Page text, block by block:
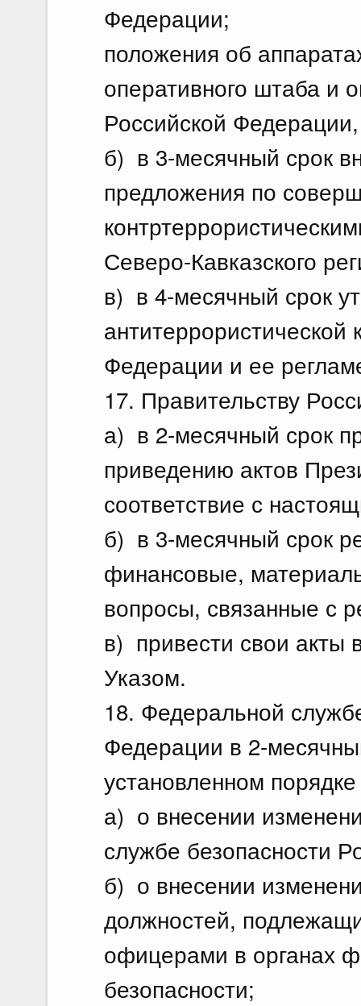
Федерации;
положения об
оперативного штаба и
Российской
б) в 3-месячный срок
предложения по
Северо-Кавказского
в) в 4-месячный срок
антитеррористической
Федерации и ее
17. Правительству
а) в 2-месячный срок
приведению актов
соответствие с
б) в 3-месячный срок
финансовые,
вопросы, связанные с
в) привести свои акты
Указом.
18. Федеральной
Федерации в 2-
установленном
а) о внесении
службе безопасности
б) о внесении
должностей,
офицерами в органах
безопасности;